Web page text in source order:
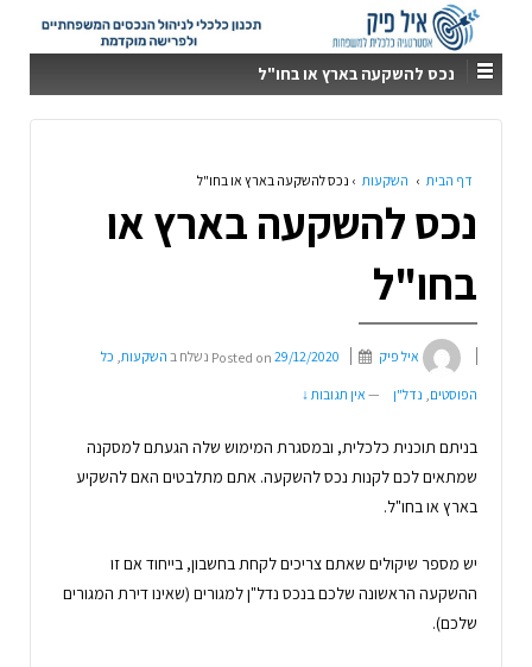
נכס להשקעה בארץ או בחו"ל
דף הבית › השקעות › נכס להשקעה בארץ או בחו"ל
נכס להשקעה בארץ או
בחו"ל
איל פיק Posted on 29/12/2020 נשלח ב השקעות, כל
הפוסטים, נדל"ן — אין תגובות ↓
בניתם תוכנית כלכלית, ובמסגרת המימוש שלה הגעתם למסקנה
שמתאים לכם לקנות נכס להשקעה. אתם מתלבטים האם להשקיע
בארץ או בחו"ל.
יש מספר שיקולים שאתם צריכים לקחת בחשבון, בייחוד אם זו
ההשקעה הראשונה שלכם בנכס נדל"ן למגורים (שאינו דירת המגורים
שלכם).